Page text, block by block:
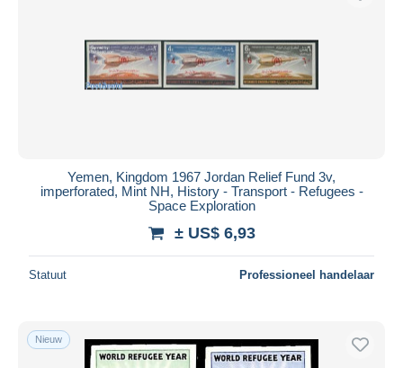
Yemen, Kingdom 1967 Jordan Relief Fund 3v,
imperforated, Mint NH, History - Transport - Refugees -
Space Exploration
± US$ 6,93
Statuut Professioneel handelaar
Nieuw